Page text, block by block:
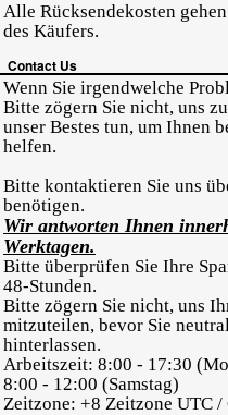
Alle Rücksendekosten
des Käufers.
Contact Us
Wenn Sie irgendwelche
Bitte zögern Sie nicht, uns
unser Bestes tun, um Ihnen
helfen.
Bitte kontaktieren Sie uns
benötigen.
Wir antworten Ihnen
Werktagen.
Bitte überprüfen Sie Ihre
48-Stunden.
Bitte zögern Sie nicht, uns
mitzuteilen, bevor Sie
hinterlassen.
Arbeitszeit: 8:00 - 17:30
8:00 - 12:00 (Samstag)
Zeitzone: +8 Zeitzone UTC